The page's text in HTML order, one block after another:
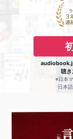
聴き
※日本
日本